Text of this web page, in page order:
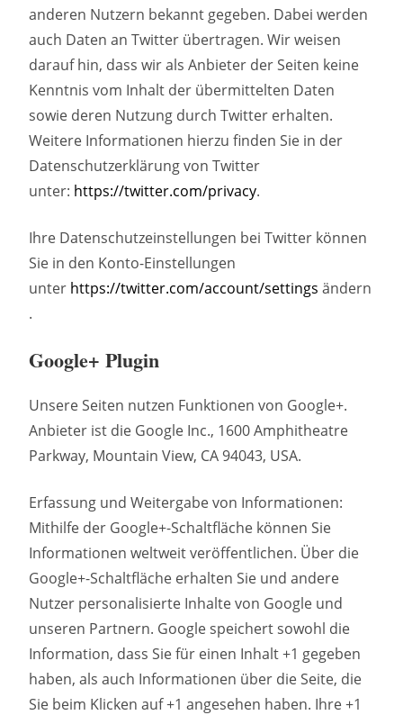
anderen Nutzern bekannt gegeben. Dabei werden
auch Daten an Twitter übertragen. Wir weisen
darauf hin, dass wir als Anbieter der Seiten keine
Kenntnis vom Inhalt der übermittelten Daten
sowie deren Nutzung durch Twitter erhalten.
Weitere Informationen hierzu finden Sie in der
Datenschutzerklärung von Twitter
unter: https://twitter.com/privacy.
Ihre Datenschutzeinstellungen bei Twitter können
Sie in den Konto-Einstellungen
unter https://twitter.com/account/settings ändern
.
Google+ Plugin
Unsere Seiten nutzen Funktionen von Google+.
Anbieter ist die Google Inc., 1600 Amphitheatre
Parkway, Mountain View, CA 94043, USA.
Erfassung und Weitergabe von Informationen:
Mithilfe der Google+-Schaltfläche können Sie
Informationen weltweit veröffentlichen. Über die
Google+-Schaltfläche erhalten Sie und andere
Nutzer personalisierte Inhalte von Google und
unseren Partnern. Google speichert sowohl die
Information, dass Sie für einen Inhalt +1 gegeben
haben, als auch Informationen über die Seite, die
Sie beim Klicken auf +1 angesehen haben. Ihre +1